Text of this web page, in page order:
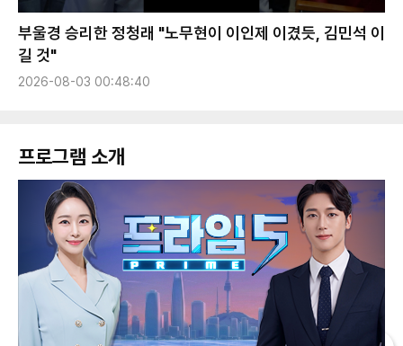
부울경 승리한 정청래 "노무현이 이인제 이겼듯, 김민석 이
길 것"
2026-08-03 00:48:40
프로그램 소개